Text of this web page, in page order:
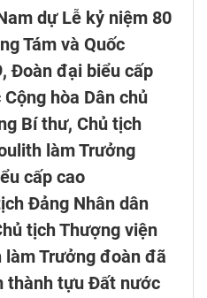
dự Lễ kỷ niệm 80
Tám và Quốc
Đoàn đại biểu cấp
hòa Dân chủ
Bí thư, Chủ tịch
làm Trưởng
cấp cao
Đảng Nhân dân
tịch Thượng viện
làm Trưởng đoàn đã
thành tựu Đất nước